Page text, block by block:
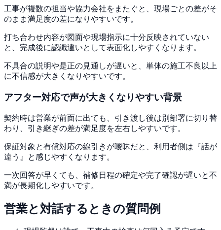
工事が複数の担当や協力会社をまたぐと、現場ごとの差がそ
のまま満足度の差になりやすいです。
打ち合わせ内容が図面や現場指示に十分反映されていない
と、完成後に認識違いとして表面化しやすくなります。
不具合の説明や是正の見通しが遅いと、単体の施工不良以上
に不信感が大きくなりやすいです。
アフター対応で声が大きくなりやすい背景
契約時は営業が前面に出ても、引き渡し後は別部署に切り替
わり、引き継ぎの差が満足度を左右しやすいです。
保証対象と有償対応の線引きが曖昧だと、利用者側は『話が
違う』と感じやすくなります。
一次回答が早くても、補修日程の確定や完了確認が遅いと不
満が長期化しやすいです。
営業と対話するときの質問例